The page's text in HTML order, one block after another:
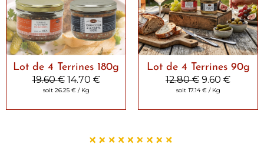
Lot de 4 Terrines 180g
19.60€ 14.70 €
soit 26.25 € / Kg
Lot de 4 Terrines 90g
12.80€ 9.60 €
soit 17.14€ / Kg